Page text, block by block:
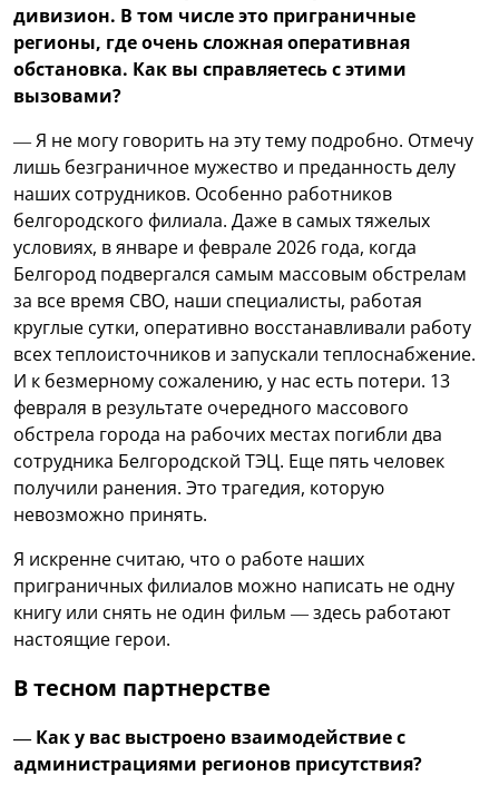
дивизион. В том числе это приграничные
регионы, где очень сложная оперативная
обстановка. Как вы справляетесь с этими
вызовами?
— Я не могу говорить на эту тему подробно. Отмечу
лишь безграничное мужество и преданность делу
наших сотрудников. Особенно работников
белгородского филиала. Даже в самых тяжелых
условиях, в январе и феврале 2026 года, когда
Белгород подвергался самым массовым обстрелам
за все время СВО, наши специалисты, работая
круглые сутки, оперативно восстанавливали работу
всех теплоисточников и запускали теплоснабжение.
И к безмерному сожалению, у нас есть потери. 13
февраля в результате очередного массового
обстрела города на рабочих местах погибли два
сотрудника Белгородской ТЭЦ. Еще пять человек
получили ранения. Это трагедия, которую
невозможно принять.
Я искренне считаю, что о работе наших
приграничных филиалов можно написать не одну
книгу или снять не один фильм — здесь работают
настоящие герои.
В тесном партнерстве
— Как у вас выстроено взаимодействие с
администрациями регионов присутствия?